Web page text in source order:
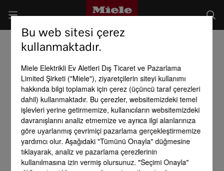
Bu web sitesi çerez
kullanmaktadır.
Miele Elektrikli Ev Aletleri Dış Ticaret ve Pazarlama
Limited Şirketi ("Miele"), ziyaretçilerin siteyi kullanımı
hakkında bilgi toplamak için çerez (üçüncü taraf çerezleri
dahil) kullanmaktadır. Bu çerezler, websitemizdeki temel
işlevleri yerine getirmemize, kullanıcıların websitemizdeki
davranışlarını analiz etmemize ve ayrıca ilgi alanlarınıza
göre uyarlanmış çevrimiçi pazarlama gerçekleştirmemize
yardımcı olur. Aşağıdaki "Tümünü Onayla" düğmesine
tıklayarak, analiz ve pazarlama çerezlerinin
kullanılmasına izin vermiş olursunuz. "Seçimi Onayla"